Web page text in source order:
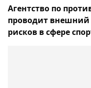
Агентство по
проводит
рисков в сфере